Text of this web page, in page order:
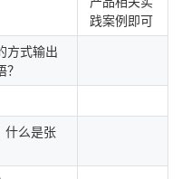
践案例即可
方式输出
什么是张